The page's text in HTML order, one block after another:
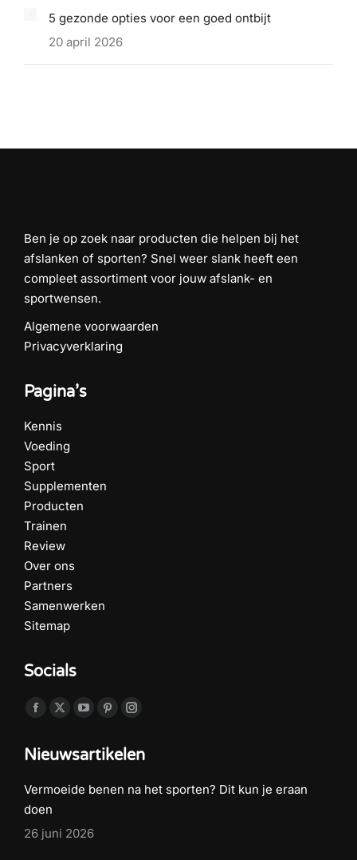
5 gezonde opties voor een goed ontbijt
20 april 2026
Ben je op zoek naar producten die helpen bij het
afslanken of sporten? Snel weer slank heeft een
compleet assortiment voor jouw afslank- en
sportwensen.
Algemene voorwaarden
Privacyverklaring
Pagina’s
Kennis
Voeding
Sport
Supplementen
Producten
Trainen
Review
Over ons
Partners
Samenwerken
Sitemap
Socials
Vind ons op:
Facebook
opens
new
X
opens
new
YouTube
opens
new
Pinterest
opens
new
Instagram
opens
new
Nieuwsartikelen
Vermoeide benen na het sporten? Dit kun je eraan
doen
26 juni 2026